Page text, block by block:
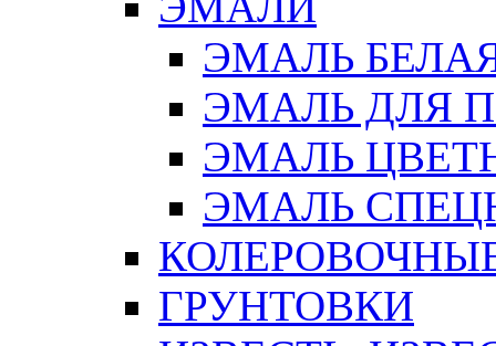
ЭМАЛЬ
ЭМАЛЬ ДЛЯ
ЭМАЛЬ
ЭМАЛЬ
ГРУНТОВКИ